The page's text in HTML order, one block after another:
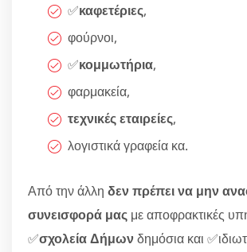
✅καφετέριες,
φούρνοι,
✅κομμωτήρια,
φαρμακεία,
τεχνικές εταιρείες,
λογιστικά γραφεία κα.
Από την άλλη δεν πρέπει να μην
συνεισφορά μας με αποφρακτικές
✅σχολεία Δήμωνδημόσια και